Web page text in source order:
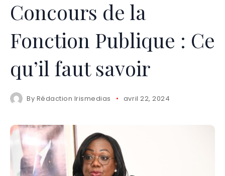
Concours de la
Fonction Publique : Ce
qu’il faut savoir
By Rédaction Irismedias avril 22, 2024